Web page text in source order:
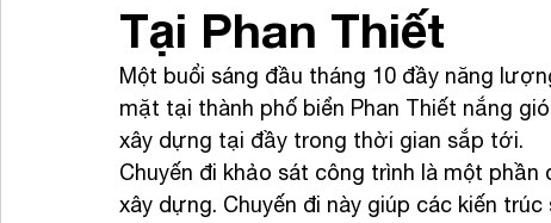
giải thưởng Chuyện Kiến Trúc
Tại Phan Thiết
Một buổi sáng đầu tháng 10 đầy năng
mặt tại thành phố biển Phan Thiết nắng
xây dựng tại đầy trong thời gian sắp tới.
Chuyến đi khảo sát công trình là một
xây dựng. Chuyến đi này giúp các kiến